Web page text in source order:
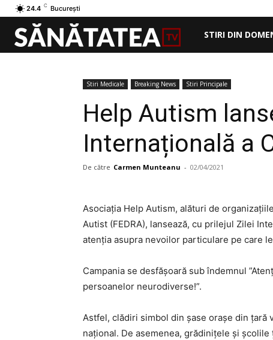
24.4 C București
STIRI DIN
Stiri Medicale Breaking News Stiri Principale
Help Autism
Internațională a
De către Carmen Munteanu - 02/04/2021
Asociația Help Autism, alături de
Autist (FEDRA), lansează, cu prilejul Zilei
atenția asupra nevoilor particulare pe care
Campania se desfășoară sub îndemnul
persoanelor neurodiverse!”.
Astfel, clădiri simbol din șase orașe din
național. De asemenea, grădinițele și